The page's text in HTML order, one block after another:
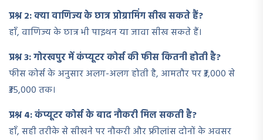
प्रश्न 2: क्या वाणिज्य के छात्र प्रोग्रामिंग सीख सकते हैं?
हाँ, वाणिज्य के छात्र भी पाइथन या जावा सीख सकते हैं।
प्रश्न 3: गोरखपुर में कंप्यूटर कोर्स की फीस कितनी होती है?
फीस कोर्स के अनुसार अलग-अलग होती है, आमतौर पर ₹3,000 से
₹35,000 तक।
प्रश्न 4: कंप्यूटर कोर्स के बाद नौकरी मिल सकती है?
हाँ, सही तरीके से सीखने पर नौकरी और फ्रीलांस दोनों के अवसर